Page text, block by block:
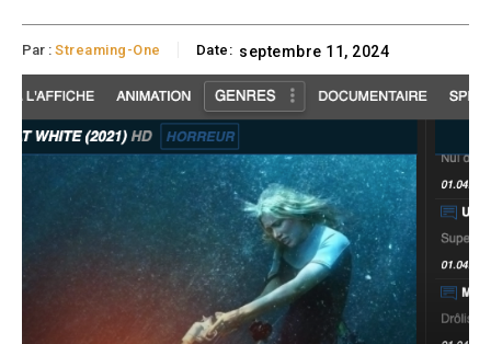
Par : Streaming-One Date: septembre 11, 2024